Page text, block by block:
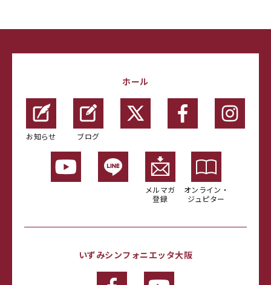
ホール
お知らせ ブログ
メルマガ
登録
オンライン・
ジュピター
いずみシンフォニエッタ大阪